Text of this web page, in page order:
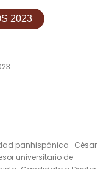
2023
panhispánica César
universitario de